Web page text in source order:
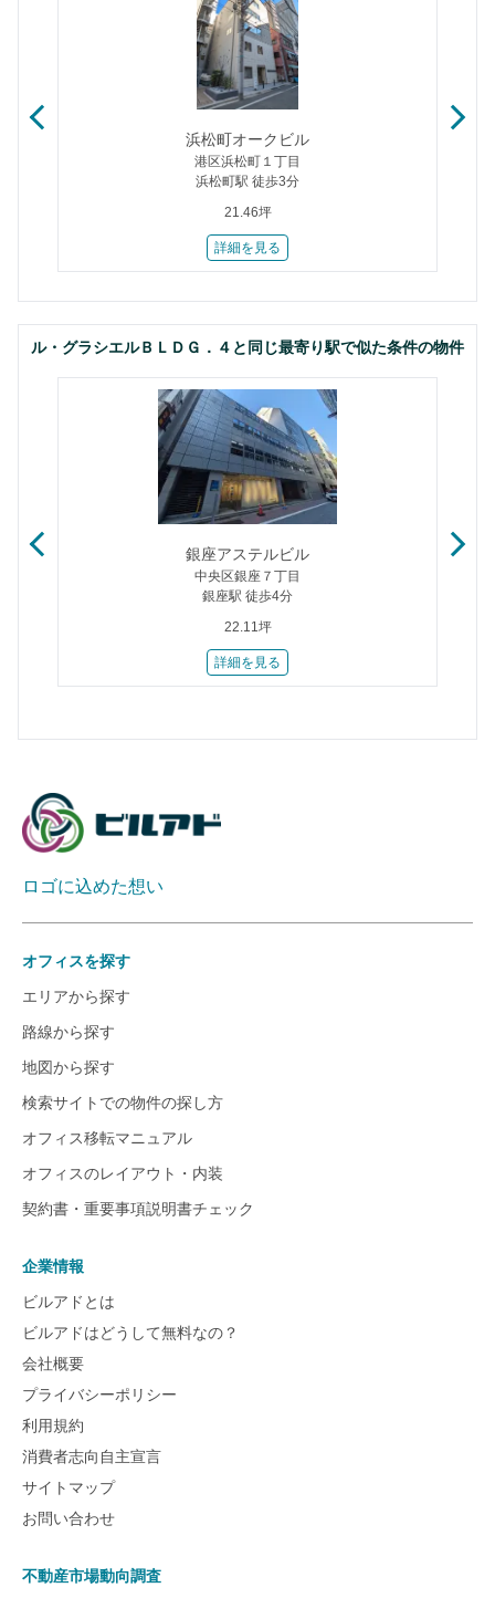
浜松町オークビル
港区浜松町１丁目
浜松町駅 徒歩3分
21.46坪
詳細を見る
ル・グラシエルＢＬＤＧ．４と同じ最寄り駅で似た条件の物件
銀座アステルビル
中央区銀座７丁目
銀座駅 徒歩4分
22.11坪
詳細を見る
ロゴに込めた想い
オフィスを探す
エリアから探す
路線から探す
地図から探す
検索サイトでの物件の探し方
オフィス移転マニュアル
オフィスのレイアウト・内装
契約書・重要事項説明書チェック
企業情報
ビルアドとは
ビルアドはどうして無料なの？
会社概要
プライバシーポリシー
利用規約
消費者志向自主宣言
サイトマップ
お問い合わせ
不動産市場動向調査